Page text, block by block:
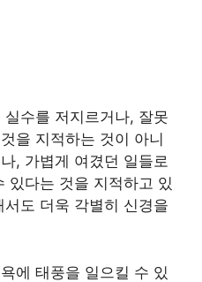
수를 저지르거나, 잘못
을 지적하는 것이 아니
, 가볍게 여겼던 일들로
있다는 것을 지적하고 있
도 더욱 각별히 신경을
에 태풍을 일으킬 수 있